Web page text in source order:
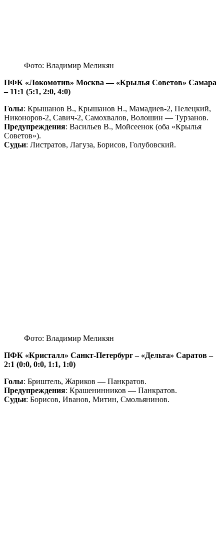
Фото: Владимир Меликян
ПФК «Локомотив» Москва — «Крылья Советов» Самара
– 11:1 (5:1, 2:0, 4:0)
Голы: Крышанов В., Крышанов Н., Мамадиев-2, Пелецкий,
Никоноров-2, Савич-2, Самохвалов, Волошин — Турзанов.
Предупреждения: Васильев В., Мойсеенок (оба «Крылья
Советов»).
Судьи: Листратов, Лагуза, Борисов, Голубовский.
Фото: Владимир Меликян
ПФК «Кристалл» Санкт-Петербург – «Дельта» Саратов –
2:1 (0:0, 0:0, 1:1, 1:0)
Голы: Бриштель, Жариков — Панкратов.
Предупреждения: Крашенинников — Панкратов.
Судьи: Борисов, Иванов, Митин, Смольянинов.